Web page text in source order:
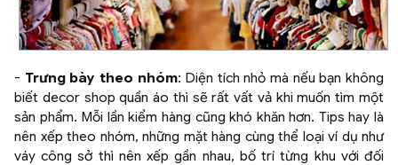
- Trưng bày theo nhóm: Diện tích nhỏ mà nếu bạn không
biết decor shop quần áo thì sẽ rất vất vả khi muốn tìm một
sản phẩm. Mỗi lần kiểm hàng cũng khó khăn hơn. Tips hay là
nên xếp theo nhóm, những mặt hàng cùng thể loại ví dụ như
váy công sở thì nên xếp gần nhau, bố trí từng khu với đối